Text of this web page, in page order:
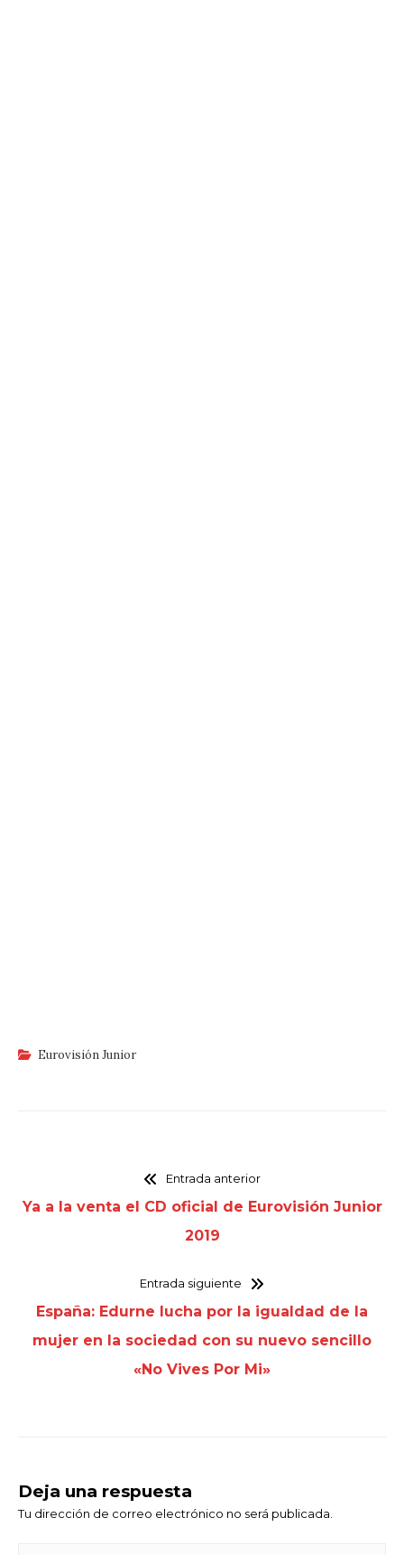
Eurovisión Junior
Entrada anterior
Ya a la venta el CD oficial de Eurovisión Junior
2019
Entrada siguiente
España: Edurne lucha por la igualdad de la
mujer en la sociedad con su nuevo sencillo
«No Vives Por Mi»
Deja una respuesta
Tu dirección de correo electrónico no será publicada.